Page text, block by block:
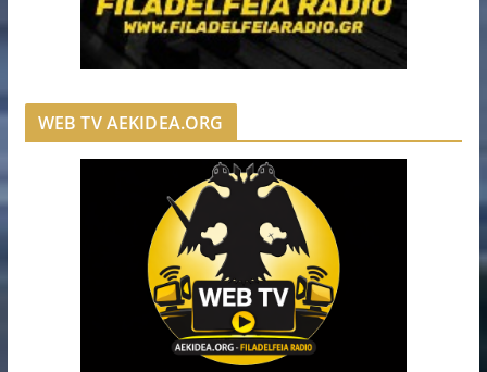
WEB TV AEKIDEA.ORG